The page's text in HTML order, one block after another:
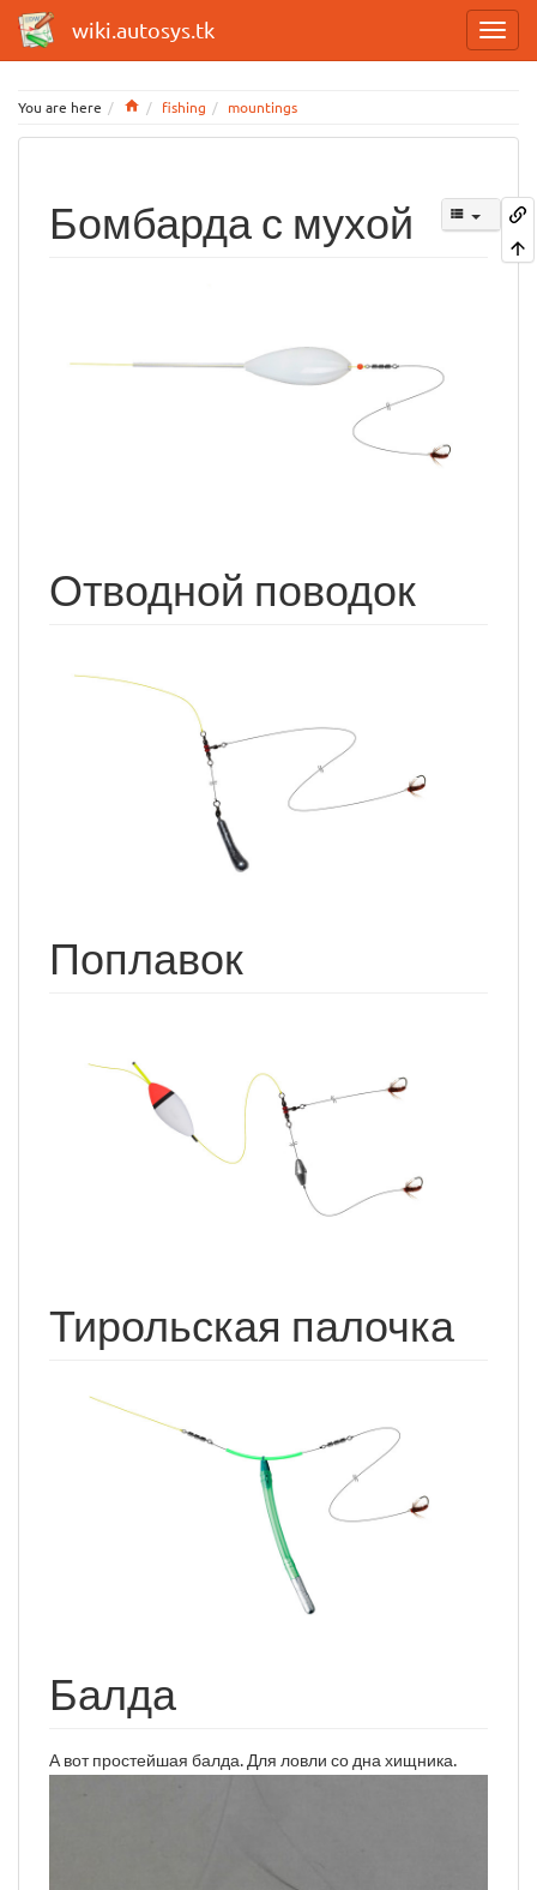
wiki.autosys.tk
You are here Homefishing mountings
Бомбарда с мухой
Отводной поводок
Поплавок
Тирольская палочка
Балда
А вот простейшая балда. Для ловли со дна хищника.